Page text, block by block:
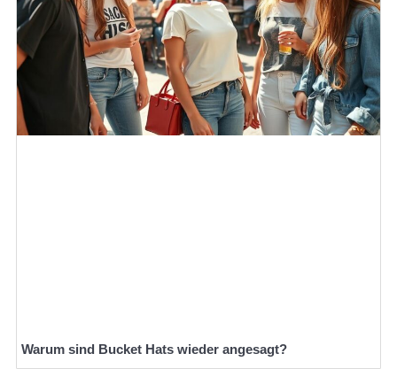
Warum sind Bucket Hats wieder angesagt?